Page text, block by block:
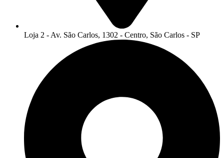
Loja 2 - Av. São Carlos, 1302 - Centro, São Carlos - SP